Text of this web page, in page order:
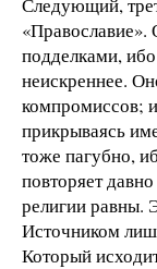
подделками,
неискреннее.
компромиссов;
прикрываясь
тоже пагубно,
повторяет
религии равны.
Источником
Который